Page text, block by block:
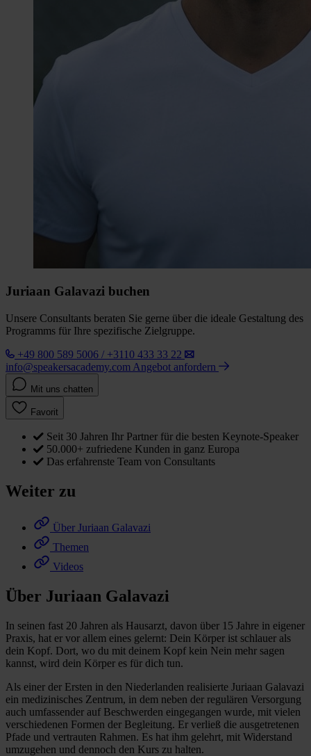
Juriaan Galavazi buchen
Unsere Consultants beraten Sie gerne über die ideale Gestaltung des
Programms für Ihre spezifische Zielgruppe.
+49 800 589 5006 / +3110 433 33 22
info@speakersacademy.com Angebot anfordern
Mit uns chatten
Favorit
Seit 30 Jahren Ihr Partner für die besten Keynote-Speaker
50.000+ zufriedene Kunden in ganz Europa
Das erfahrenste Team von Consultants
Weiter zu
Über Juriaan Galavazi
Themen
Videos
Über Juriaan Galavazi
In seinen fast 20 Jahren als Hausarzt, davon über 15 Jahre in eigener
Praxis, hat er vor allem eines gelernt: Dein Körper ist schlauer als
dein Kopf. Dort, wo du mit deinem Kopf kein Nein mehr sagen
kannst, wird dein Körper es für dich tun.
Als einer der Ersten in den Niederlanden realisierte Juriaan Galavazi
ein medizinisches Zentrum, in dem neben der regulären Versorgung
auch umfassender auf Beschwerden eingegangen wurde, mit vielen
verschiedenen Formen der Begleitung. Er verließ die ausgetretenen
Pfade und vertrauten Rahmen. Es hat ihm gelehrt, mit Widerstand
umzugehen und dennoch den Kurs zu halten.